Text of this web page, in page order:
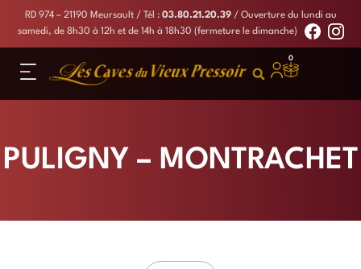
RD 974 – 21190 Meursault/ Tél : 03.80.21.20.39 / Ouverture du lundi au
samedi, de 8h30 à 12h et de 14h à 18h30 (fermeture le dimanche)
0
PULIGNY – MONTRACHET